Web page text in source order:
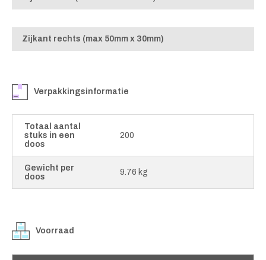
Zijkant rechts (max 50mm x 30mm)
Verpakkingsinformatie
Totaal aantal
stuks in een
doos
200
Gewicht per
doos
9.76 kg
Voorraad